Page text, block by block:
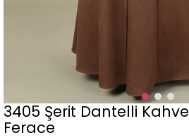
3405 Şerit Dantelli Kahve
Ferace